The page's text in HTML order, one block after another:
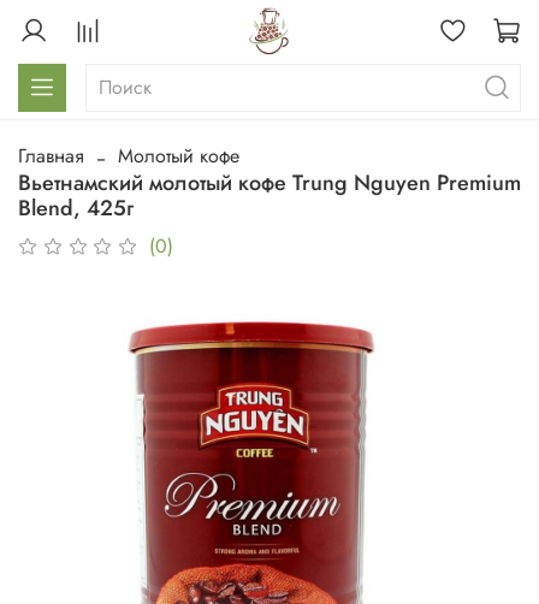
Главная Молотый кофе
Вьетнамский молотый кофе Trung Nguyen Premium
Blend, 425г
(0)